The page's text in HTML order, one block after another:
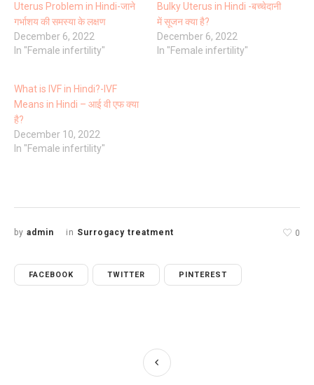
Uterus Problem in Hindi-जाने
गर्भाशय की समस्या के लक्षण
December 6, 2022
In "Female infertility"
Bulky Uterus in Hindi -बच्चेदानी
में सूजन क्या है?
December 6, 2022
In "Female infertility"
What is IVF in Hindi?-IVF
Means in Hindi – आई वी एफ क्या
है?
December 10, 2022
In "Female infertility"
by admin in Surrogacy treatment 0
FACEBOOK TWITTER PINTEREST